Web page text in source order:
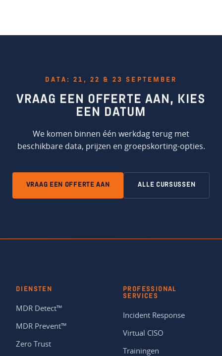
DATA: 21, 22 & 23 SEPTEMBER
VRAAG EEN OFFERTE AAN, KIES
EEN DATUM
We komen binnen één werkdag terug met
beschikbare data, prijzen en groepskorting-opties.
VRAAG EEN OFFERTE AAN ALLE CURSUSSEN
DIENSTEN
MDR Detect™
MDR Prevent™
Zero Trust
PROFESSIONAL
SERVICES
Incident Response
Virtual CISO
Trainingen